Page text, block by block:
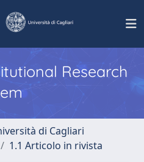
Research
di Cagliari
1.1 Articolo in rivista